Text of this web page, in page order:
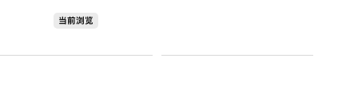
当前浏览